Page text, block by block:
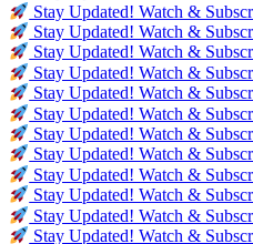
Stay Updated! Watch &
Stay Updated! Watch &
Stay Updated! Watch &
Stay Updated! Watch &
Stay Updated! Watch &
Stay Updated! Watch &
Stay Updated! Watch &
Stay Updated! Watch &
Stay Updated! Watch &
Stay Updated! Watch &
Stay Updated! Watch &
Stay Updated! Watch &